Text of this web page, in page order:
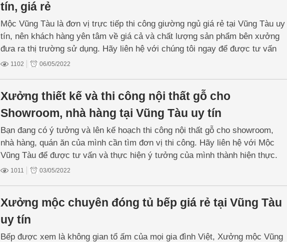
tín, giá rẻ
Mộc Vũng Tàu là đơn vị trực tiếp thi công giường ngủ giá rẻ tại Vũng Tàu uy
tín, nên khách hàng yên tâm về giá cả và chất lượng sản phẩm bên xưởng
đưa ra thị trường sử dụng. Hãy liên hệ với chúng tôi ngay để được tư vấn
và báo giá tốt nhất.
1102 06/05/2022
Xưởng thiết kế và thi công nội thất gỗ cho
Showroom, nhà hàng tại Vũng Tàu uy tín
Bạn đang có ý tưởng và lên kế hoạch thi công nội thất gỗ cho showroom,
nhà hàng, quán ăn của mình cần tìm đơn vị thi công. Hãy liên hệ với Mộc
Vũng Tàu để được tư vấn và thực hiện ý tưởng của mình thành hiện thực.
1011 03/05/2022
Xưởng mộc chuyên đóng tủ bếp giá rẻ tại Vũng Tàu
uy tín
Bếp được xem là không gian tổ ấm của mọi gia đình Việt, Xưởng mộc Vũng